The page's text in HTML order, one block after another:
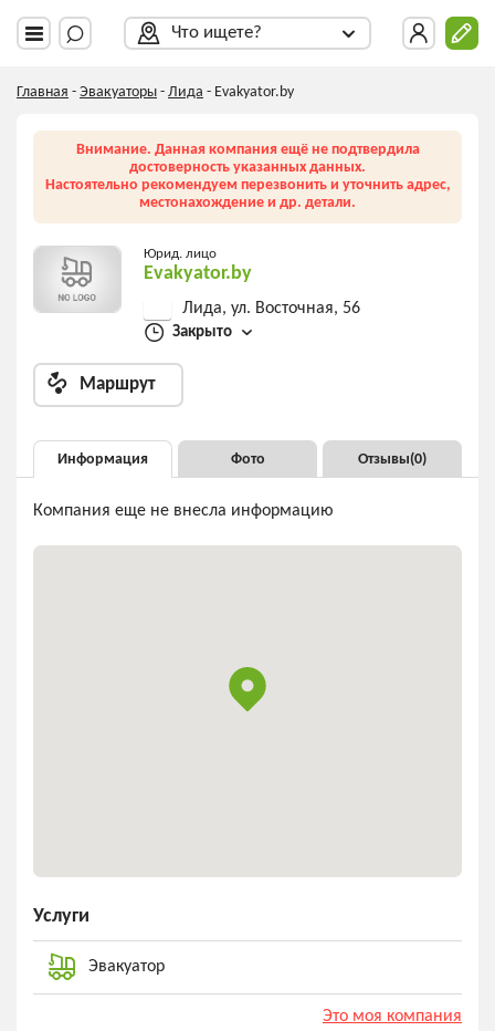
Что ищете?
Главная - Эвакуаторы - Лида - Evakyator.by
Внимание. Данная компания ещё не подтвердила
достоверность указанных данных.
Настоятельно рекомендуем перезвонить и уточнить адрес,
местонахождение и др. детали.
Юрид. лицо
Evakyator.by
Лида, ул. Восточная, 56
Закрыто
Маршрут
Информация Фото Отзывы(0)
Компания еще не внесла информацию
Услуги
Эвакуатор
Это моя компания